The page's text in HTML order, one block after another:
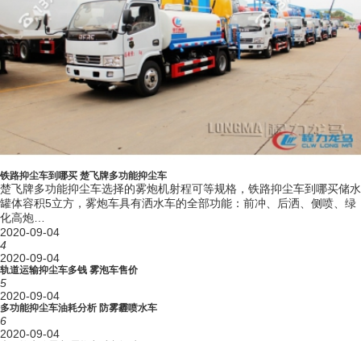
铁路抑尘车到哪买 楚飞牌多功能抑尘车
楚飞牌多功能抑尘车选择的雾炮机射程可等规格，铁路抑尘车到哪买储水
罐体容积5立方，雾炮车具有洒水车的全部功能：前冲、后洒、侧喷、绿
化高炮…
2020-09-04
4
2020-09-04
轨道运输抑尘车多钱 雾泡车售价
5
2020-09-04
多功能抑尘车油耗分析 防雾霾喷水车
6
2020-09-04